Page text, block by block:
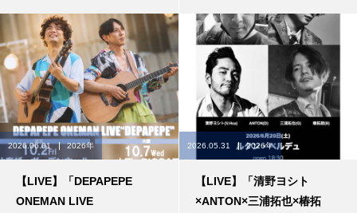
2026.06.01 2026年
【LIVE】「DEPAPEPE
ONEMAN LIVE
2026.05.31 2026年
【LIVE】「清野ヨシト
×ANTON×三浦拓也×椿拓